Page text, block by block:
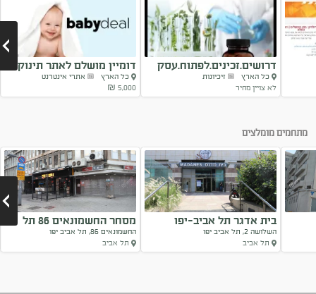
דרושים.זכינים.לפתוח.עסק
ויטמינים
כל הארץ
זיכיונות
לא צויין מחיר
דומיין מושלם לאתר תינוקות
וילדים
כל הארץ
אתרי אינטרנט
5,000 ₪
מתחמים מומלצים
בית אדגר תל אביב-יפו
השלושה 2, תל אביב יפו
תל אביב
מסחר החשמונאים 86 תל
אביב-יפו
החשמונאים 86, תל אביב יפו
תל אביב